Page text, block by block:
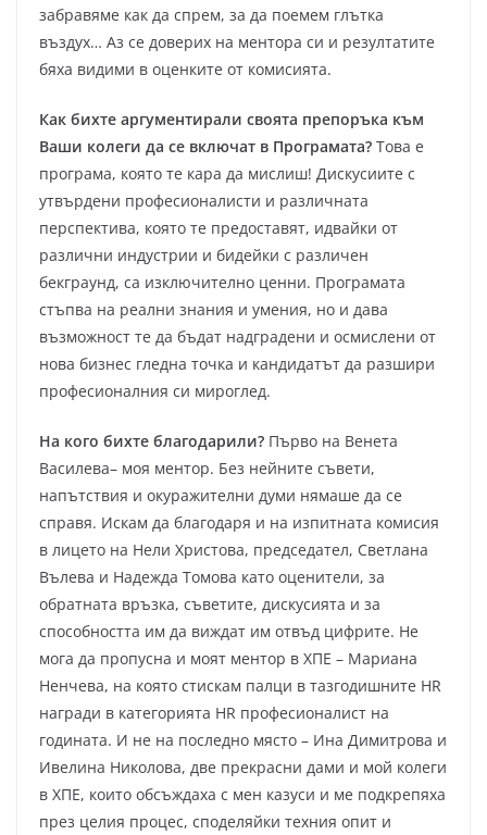
забравяме как да спрем, за да поемем глътка
въздух… Аз се доверих на ментора си и резултатите
бяха видими в оценките от комисията.
Как бихте аргументирали своята препоръка към
Ваши колеги да се включат в Програмата? Това е
програма, която те кара да мислиш! Дискусиите с
утвърдени професионалисти и различната
перспектива, която те предоставят, идвайки от
различни индустрии и бидейки с различен
бекграунд, са изключително ценни. Програмата
стъпва на реални знания и умения, но и дава
възможност те да бъдат надградени и осмислени от
нова бизнес гледна точка и кандидатът да разшири
професионалния си мироглед.
На кого бихте благодарили? Първо на Венета
Василева– моя ментор. Без нейните съвети,
напътствия и окуражителни думи нямаше да се
справя. Искам да благодаря и на изпитната комисия
в лицето на Нели Христова, председател, Светлана
Вълева и Надежда Томова като оценители, за
обратната връзка, съветите, дискусията и за
способността им да виждат им отвъд цифрите. Не
мога да пропусна и моят ментор в ХПЕ – Мариана
Ненчева, на която стискам палци в тазгодишните HR
награди в категорията HR професионалист на
годината. И не на последно място – Ина Димитрова и
Ивелина Николова, две прекрасни дами и мой колеги
в ХПЕ, които обсъждаха с мен казуси и ме подкрепяха
през целия процес, споделяйки техния опит и